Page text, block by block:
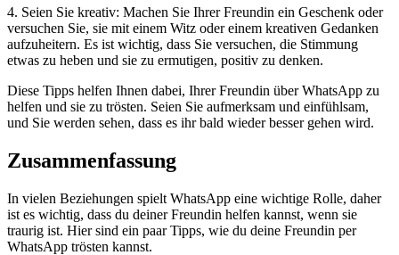
4. Seien Sie kreativ: Machen Sie Ihrer Freundin ein Geschenk oder
versuchen Sie, sie mit einem Witz oder einem kreativen Gedanken
aufzuheitern. Es ist wichtig, dass Sie versuchen, die Stimmung
etwas zu heben und sie zu ermutigen, positiv zu denken.
Diese Tipps helfen Ihnen dabei, Ihrer Freundin über WhatsApp zu
helfen und sie zu trösten. Seien Sie aufmerksam und einfühlsam,
und Sie werden sehen, dass es ihr bald wieder besser gehen wird.
Zusammenfassung
In vielen Beziehungen spielt WhatsApp eine wichtige Rolle, daher
ist es wichtig, dass du deiner Freundin helfen kannst, wenn sie
traurig ist. Hier sind ein paar Tipps, wie du deine Freundin per
WhatsApp trösten kannst.